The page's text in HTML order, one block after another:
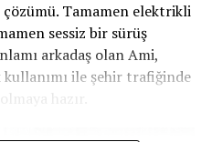
çözümü. Tamamen elektrikli
sessiz bir sürüş
arkadaş olan Ami,
ile şehir trafiğinde
hazır.